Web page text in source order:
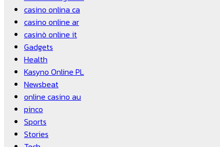
casino onlina ca
casino online ar
casinò online it
Gadgets
Health
Kasyno Online PL
Newsbeat
online casino au
pinco
Sports
Stories